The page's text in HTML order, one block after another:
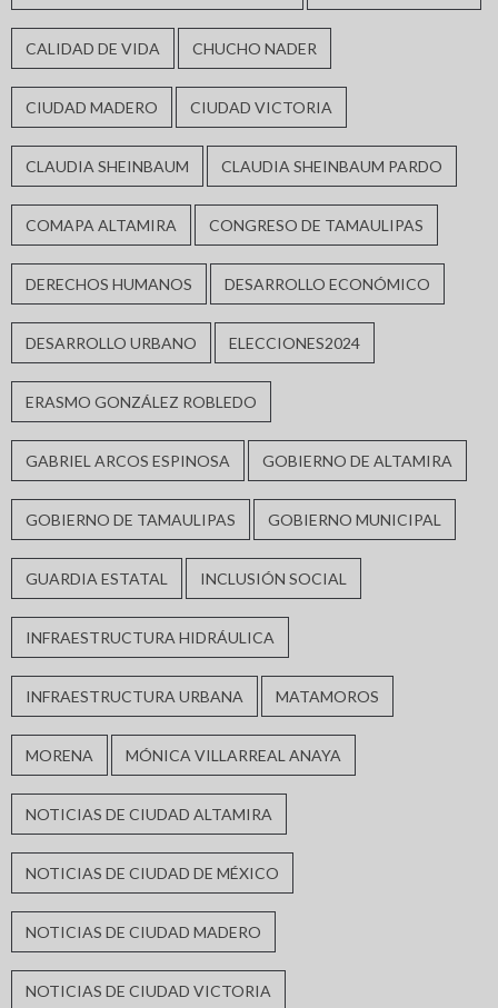
CALIDAD DE VIDA CHUCHO NADER
CIUDAD MADERO CIUDAD VICTORIA
CLAUDIA SHEINBAUM CLAUDIA SHEINBAUM PARDO
COMAPA ALTAMIRA CONGRESO DE TAMAULIPAS
DERECHOS HUMANOS DESARROLLO ECONÓMICO
DESARROLLO URBANO ELECCIONES2024
ERASMO GONZÁLEZ ROBLEDO
GABRIEL ARCOS ESPINOSA GOBIERNO DE ALTAMIRA
GOBIERNO DE TAMAULIPAS GOBIERNO MUNICIPAL
GUARDIA ESTATAL INCLUSIÓN SOCIAL
INFRAESTRUCTURA HIDRÁULICA
INFRAESTRUCTURA URBANA MATAMOROS
MORENA MÓNICA VILLARREAL ANAYA
NOTICIAS DE CIUDAD ALTAMIRA
NOTICIAS DE CIUDAD DE MÉXICO
NOTICIAS DE CIUDAD MADERO
NOTICIAS DE CIUDAD VICTORIA